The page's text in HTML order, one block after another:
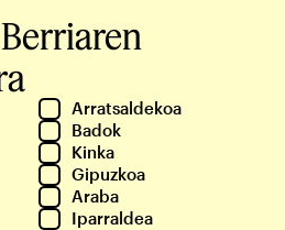
Arratsaldekoa
Badok
Kinka
Gipuzkoa
Araba
Iparraldea